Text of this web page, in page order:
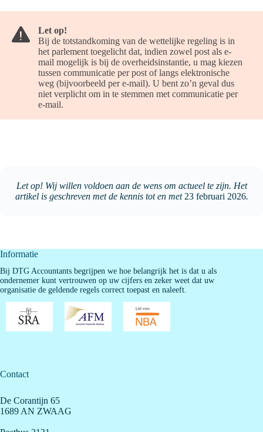
Let op!
Bij de totstandkoming van de wettelijke regeling is in
het parlement toegelicht dat, indien zowel post als e-
mail mogelijk is bij de overheidsinstantie, u mag kiezen
tussen communicatie per post of langs elektronische
weg (bijvoorbeeld per e-mail). U bent zo’n geval dus
niet verplicht om in te stemmen met communicatie per
e-mail.
Let op! Wij willen voldoen aan de wens om actueel te zijn. Het
artikel is geschreven met de kennis tot en met 23 februari 2026.
Informatie
Bij DTG Accountants begrijpen we hoe belangrijk het is dat u als
ondernemer kunt vertrouwen op uw cijfers en zeker weet dat uw
organisatie de geldende regels correct toepast en naleeft.
Contact
De Corantijn 65
1689 AN ZWAAG